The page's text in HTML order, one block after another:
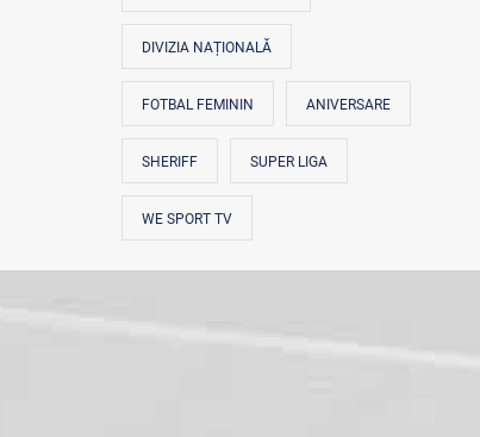
DIVIZIA NAȚIONALĂ
FOTBAL FEMININ ANIVERSARE
SHERIFF SUPER LIGA
WE SPORT TV